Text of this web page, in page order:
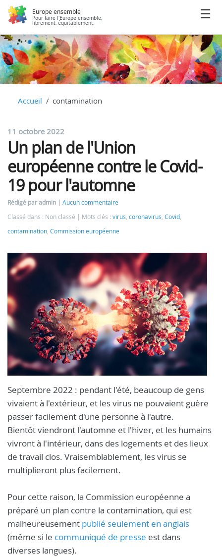
Europe ensemble
Pour faire l'Europe ensemble,
librement, équitablement.
Accueil contamination
11 octobre 2022
Un plan de l'Union
européenne contre le Covid-
19 pour l'automne
Rédigé par admin
Aucun commentaire
Classé dans : Non classé
Mots clés : virus coronavirus Covid
contamination Commission européenne
Septembre 2022 : pendant l'été, beaucoup de gens
vivaient à l'extérieur, et les virus ne pouvaient guère
passer facilement d'une personne à l'autre.
Bientôt viendront l'automne et l'hiver, et les humains
vivront à l'intérieur, dans des logements et des lieux
de travail clos. Vraisemblablement, les virus se
multiplieront plus facilement.
Pour cette raison, la Commission européenne a
préparé un plan contre la contamination, qui est
malheureusement publié seulement en anglais
(même si le communiqué de presse est dans
diverses langues).